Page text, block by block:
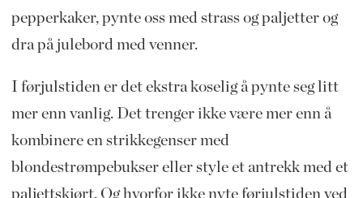
pepperkaker, pynte oss med strass og paljetter og
dra på julebord med venner.
I førjulstiden er det ekstra koselig å pynte seg litt
mer enn vanlig. Det trenger ikke være mer enn å
kombinere en strikkegenser med
blondestrømpebukser eller style et antrekk med et
paljettskjørt. Og hvorfor ikke nyte førjulstiden ved